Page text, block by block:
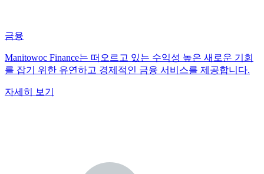
금융
Manitowoc Finance는 떠오르고 있는 수익성 높은 새로운 기회
를 잡기 위한 유연하고 경제적인 금융 서비스를 제공합니다.
자세히 보기